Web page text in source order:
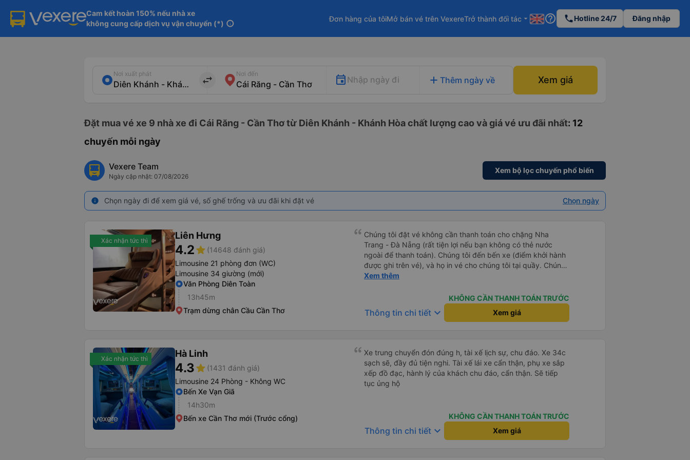
Cam kết hoàn 150% nếu nhà xe
không cung cấp dịch vụ vận chuyển (*) info
Đơn hàng của tôiMở bán vé trên VexereTrở thành đối tác arrow_drop_down help_outline phoneHotline 24/7 Đăng nhập
Nơi xuất phát
import_export
Nơi đến
Nhập ngày đi add Thêm ngày về Xem giá
Đặt mua vé xe 9 nhà xe đi Cái Răng - Cần Thơ từ Diên Khánh - Khánh Hòa chất lượng cao và giá vé ưu đãi nhất: 12
chuyến mỗi ngày
Vexere Team
Ngày cập nhật: 07/08/2026
Xem bộ lọc chuyến phổ biến
info Chọn ngày đi để xem giá vé, số ghế trống và ưu đãi khi đặt vé Chọn ngày
Xác nhận tức thì Liên Hưng
4.2star (14648 đánh giá)
Limousine 21 phòng đơn (WC)
Limousine 34 giường (mới)
Văn Phòng Diên Toàn
13h45m
Trạm dừng chân Cầu Cần Thơ
Chúng tôi đặt vé không cần thanh toán cho chặng Nha
Trang - Đà Nẵng (rất tiện lợi nếu bạn không có thẻ nước
ngoài để thanh toán). Chúng tôi đến bến xe (điểm khởi hành
được ghi trên vé), và họ in vé cho chúng tôi tại quầy. Chúng
tôi cũng quyết định mua vé chiều về trực tiếp tại quầy, vì giá
buýt nhỏ đến điểm hẹn, sau đó chuyển sang xe giường nằm.
Tôi khuyên bạn nên mang theo áo len ấm hoặc áo khoác
mỏng, vì thỉnh thoảng trời khá lạnh, và chăn mền thì hơi cũ,
từ Đà Nẵng (bến xe Đà Nẵng, Nhà ga B2, Lối ra 8) trên một
loại xe buýt khác với ba hàng ghế ngả. Xe ít rộng rãi hơn,
nhưng vẫn khá thoải mái và tốt hơn nhiều so với một chuyến
đi 8-10 tiếng ngồi một chỗ. Chúng tôi cũng dừng lại gần Nha
Trang và sau đó được đưa đến ga bằng xe buýt nhỏ. Họ
công ty này và đặt chỗ ngồi VIP.
Xem thêm
KHÔNG CẦN THANH TOÁN TRƯỚC
Thông tin chi tiết keyboard_arrow_down Xem giá
Xác nhận tức thì Hà Linh
4.3star (1431 đánh giá)
Limousine 24 Phòng - Không WC
Bến Xe Vạn Giã
14h30m
Bến xe Cần Thơ mới (Trước cổng)
Xe trung chuyển đón đúng h, tài xế lịch sự, chu đáo. Xe 34c
sạch sẽ, đầy đủ tiện nghi. Tài xế lái xe cẩn thận, phụ xe sắp
xếp đồ đạc, hành lý của khách chu đáo, cẩn thận. Sẽ tiếp
tục ủng hộ
KHÔNG CẦN THANH TOÁN TRƯỚC
Thông tin chi tiết keyboard_arrow_down Xem giá